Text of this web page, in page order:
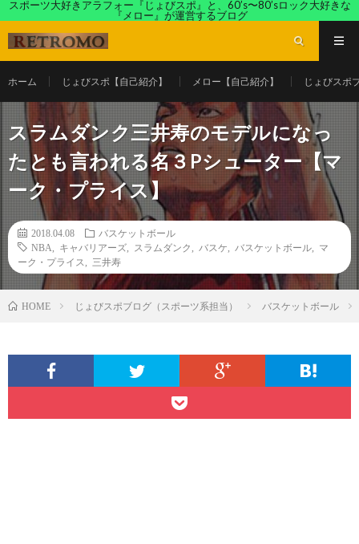
スポーツ大好きアラフォー『じょびスポ』と、60’s〜80’sロック大好きな
『メロー』が運営するブログ
ホーム じょびスポ【自己紹介】 メロー【自己紹介】 じょびスポ
スラムダンク三井寿のモデルになっ
たとも言われる名３Pシューター【マ
ーク・プライス】
2018.04.08
バスケットボール
NBA
キャバリアーズ スラムダンク バスケ バスケットボール
マ
ーク・プライス
三井寿
HOME じょびスポブログ（スポーツ系担当） バスケットボール